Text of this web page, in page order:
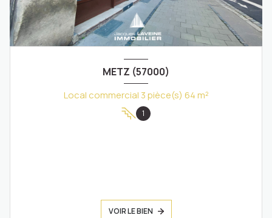
METZ (57000)
Local commercial 3 pièce(s) 64 m²
1
VOIR LE BIEN